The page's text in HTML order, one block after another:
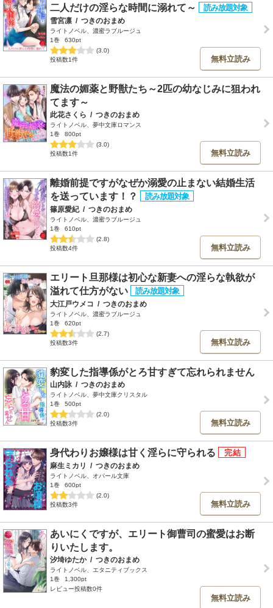
二人だけの淫らな時間に溺れて～
雪宮凛 / つきのおまめ
ライトノベル、濃蜜ラブルージュ
1巻
630pt
(3.0)
投稿数1件
無料立読み
魔法の媚薬と野獣たち～2匹の幼なじみに狙われ
てます～
此花さくら / つきのおまめ
ライトノベル、夢中文庫ロマンス
1巻
800pt
(3.0)
投稿数1件
無料立読み
離婚前提ですがなぜか溺愛の止まない結婚生活
を送っています！？
篠原愛紀 / つきのおまめ
ライトノベル、濃蜜ラブルージュ
1巻
610pt
(2.8)
投稿数4件
無料立読み
エリート旦那様は初心な新妻への淫らな執欲が
溢れて仕方がない
大江戸ウメコ / つきのおまめ
ライトノベル、濃蜜ラブルージュ
1巻
620pt
(2.7)
投稿数3件
無料立読み
豹変した指導係がとろ甘すぎて忘れられません
山内詠 / つきのおまめ
ライトノベル、夢中文庫クリスタル
1巻
500pt
(2.0)
投稿数3件
無料立読み
身代わりお嬢様は甘く淫らに守られる
麻生ミカリ / つきのおまめ
ライトノベル、オパール文庫
1巻
600pt
(2.0)
投稿数3件
無料立読み
あいにくですが、エリート御曹司の蜜愛はお断
りいたします。
汐埼ゆたか / つきのおまめ
ライトノベル、エタニティブックス
1巻
1,300pt
レビュー投稿数0件
無料立読み